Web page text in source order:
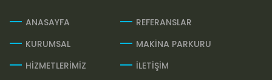
ANASAYFA
KURUMSAL
HİZMETLERİMİZ
REFERANSLAR
MAKİNA PARKURU
İLETİŞİM